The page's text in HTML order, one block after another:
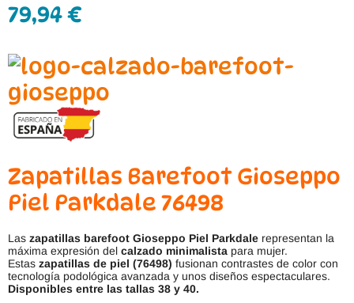
79,94€
Zapatillas Barefoot Gioseppo
Piel Parkdale 76498
Las zapatillas barefoot Gioseppo Piel Parkdale representan la
máxima expresión del calzado minimalista para mujer.
Estas zapatillas de piel (76498) fusionan contrastes de color con
tecnología podológica avanzada y unos diseños espectaculares.
Disponibles entre las tallas 38 y 40.